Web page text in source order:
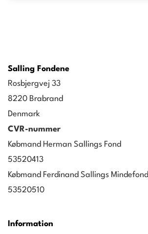
Salling Fondene
Rosbjergvej 33
8220 Brabrand
Denmark
CVR-nummer
Købmand Herman Sallings Fond
53520413
Købmand Ferdinand Sallings Mindefond
53520510
Information